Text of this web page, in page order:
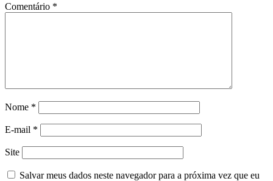
Comentário *
Nome *
E-mail *
Site
Salvar meus dados neste navegador para a próxima vez que eu